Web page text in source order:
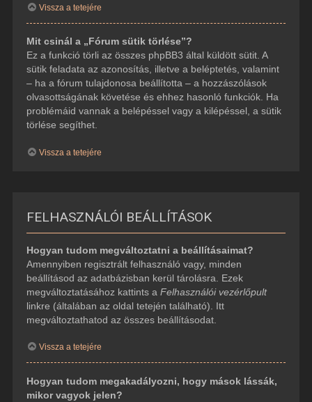
Vissza a tetejére
Mit csinál a „Fórum sütik törlése”?
Ez a funkció törli az összes phpBB3 által küldött sütit. A
sütik feladata az azonosítás, illetve a beléptetés, valamint
– ha a fórum tulajdonosa beállította – a hozzászólások
olvasottságának követése és ehhez hasonló funkciók. Ha
problémáid vannak a belépéssel vagy a kilépéssel, a sütik
törlése segíthet.
Vissza a tetejére
FELHASZNÁLÓI BEÁLLÍTÁSOK
Hogyan tudom megváltoztatni a beállításaimat?
Amennyiben regisztrált felhasználó vagy, minden
beállításod az adatbázisban kerül tárolásra. Ezek
megváltoztatásához kattints a Felhasználói vezérlőpult
linkre (általában az oldal tetején található). Itt
megváltoztathatod az összes beállításodat.
Vissza a tetejére
Hogyan tudom megakadályozni, hogy mások lássák,
mikor vagyok jelen?